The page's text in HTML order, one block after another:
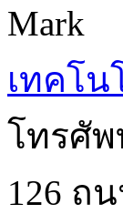
เทคโน
โทรศัพ
126 ถ